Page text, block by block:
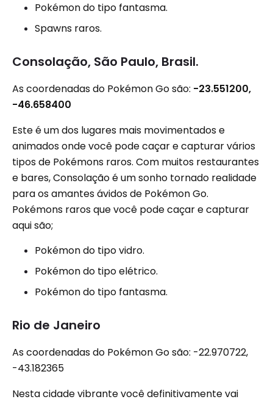
Pokémon do tipo fantasma.
Spawns raros.
Consolação, São Paulo, Brasil.
As coordenadas do Pokémon Go são: -23.551200,
-46.658400
Este é um dos lugares mais movimentados e
animados onde você pode caçar e capturar vários
tipos de Pokémons raros. Com muitos restaurantes
e bares, Consolação é um sonho tornado realidade
para os amantes ávidos de Pokémon Go.
Pokémons raros que você pode caçar e capturar
aqui são;
Pokémon do tipo vidro.
Pokémon do tipo elétrico.
Pokémon do tipo fantasma.
Rio de Janeiro
As coordenadas do Pokémon Go são: -22.970722,
-43.182365
Nesta cidade vibrante você definitivamente vai